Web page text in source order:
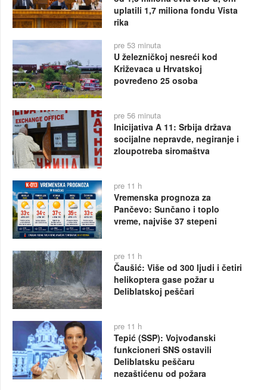
uplatili 1,7 miliona fondu Vista
rika
pre 53 minuta
U železničkoj nesreći kod
Križevaca u Hrvatskoj
povređeno 25 osoba
pre 56 minuta
Inicijativa A 11: Srbija država
socijalne nepravde, negiranje i
zloupotreba siromaštva
pre 11 h
Vremenska prognoza za
Pančevo: Sunčano i toplo
vreme, najviše 37 stepeni
pre 11 h
Čaušić: Više od 300 ljudi i četiri
helikoptera gase požar u
Deliblatskoj peščari
pre 11 h
Tepić (SSP): Vojvođanski
funkcioneri SNS ostavili
Deliblatsku peščaru
nezaštićenu od požara